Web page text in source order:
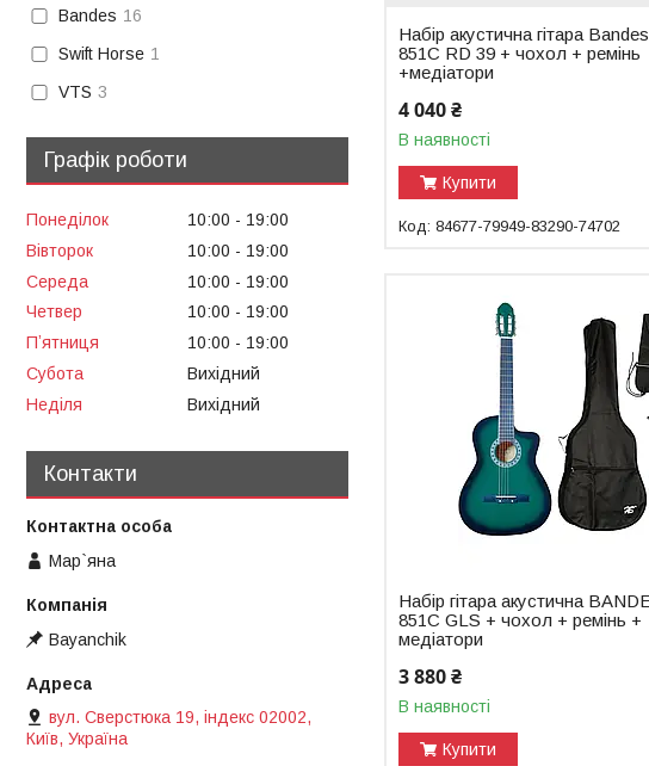
Набір акустична гітара
851C RD 39 + чохол + ремінь
+медіатори
4 040 ₴
В наявності
Купити
84677-79949-83290-74702
Набір гітара акустична
851C GLS + чохол + ремінь +
медіатори
3 880 ₴
В наявності
Купити
Bandes 16
Swift Horse 1
VTS 3
Графік роботи
Понеділок 10:00
19:00
Вівторок
10:00
19:00
Середа
10:00
19:00
Четвер
10:00
19:00
Пʼятниця
10:00
19:00
Субота
Вихідний
Неділя
Вихідний
Контакти
Мар`яна
Bayanchik
вул. Сверстюка 19, індекс 02002,
Київ, Україна